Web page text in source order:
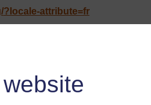
?locale-attribute=fr